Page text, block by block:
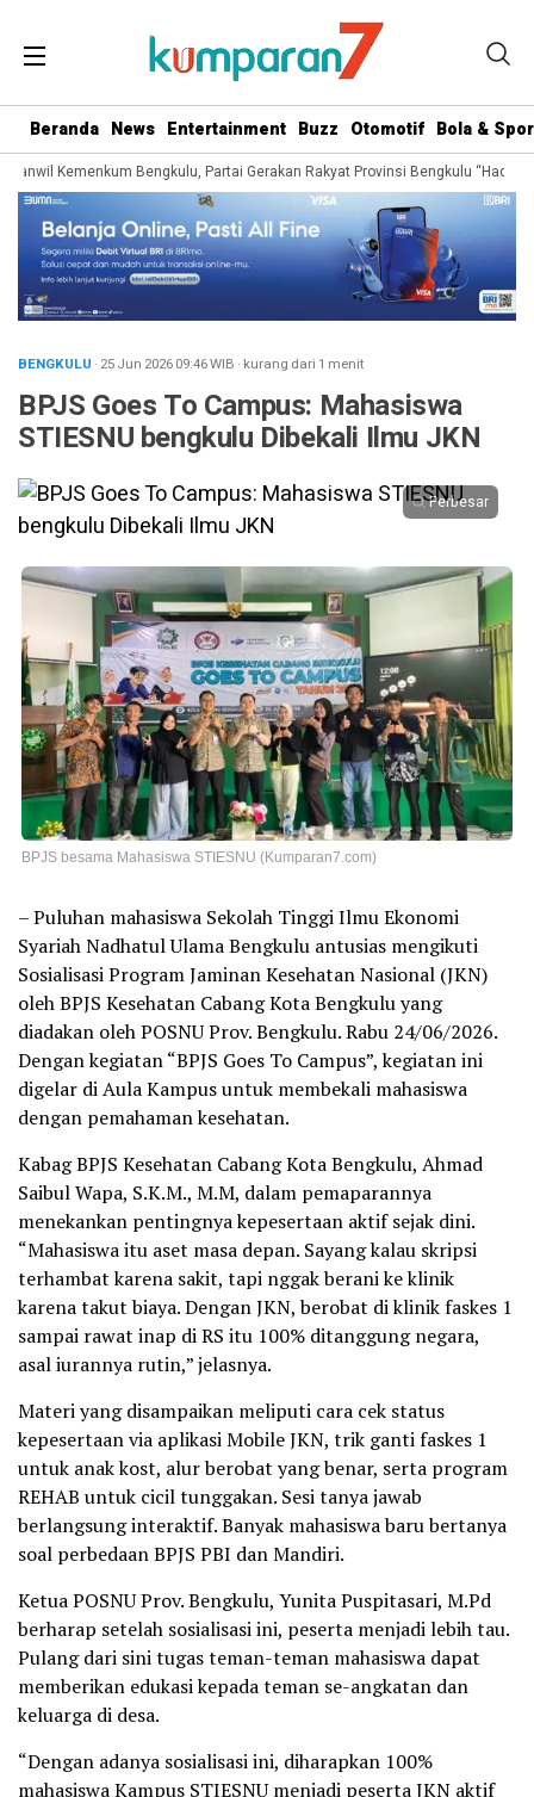
Beranda News Entertainment Buzz Otomotif Bola &
Kemenkum Bengkulu, Partai Gerakan Rakyat Provinsi Bengkulu “Hadir
BENGKULU · 25 Jun 202609:46WIB · kurang dari 1 menit
BPJS Goes To Campus: Mahasiswa
STIESNU bengkulu Dibekali Ilmu JKN
Perbesar
BPJS besama Mahasiswa STIESNU (Kumparan7.com)
– Puluhan mahasiswa Sekolah Tinggi Ilmu Ekonomi
Syariah Nadhatul Ulama Bengkulu antusias mengikuti
Sosialisasi Program Jaminan Kesehatan Nasional (JKN)
oleh BPJS Kesehatan Cabang Kota Bengkulu yang
diadakan oleh POSNU Prov. Bengkulu. Rabu 24/06/2026.
Dengan kegiatan “BPJS Goes To Campus”, kegiatan ini
digelar di Aula Kampus untuk membekali mahasiswa
dengan pemahaman kesehatan.
Kabag BPJS Kesehatan Cabang Kota Bengkulu, Ahmad
Saibul Wapa, S.K.M., M.M, dalam pemaparannya
menekankan pentingnya kepesertaan aktif sejak dini.
“Mahasiswa itu aset masa depan. Sayang kalau skripsi
terhambat karena sakit, tapi nggak berani ke klinik
karena takut biaya. Dengan JKN, berobat di klinik faskes 1
sampai rawat inap di RS itu 100% ditanggung negara,
asal iurannya rutin,” jelasnya.
Materi yang disampaikan meliputi cara cek status
kepesertaan via aplikasi Mobile JKN, trik ganti faskes 1
untuk anak kost, alur berobat yang benar, serta program
REHAB untuk cicil tunggakan. Sesi tanya jawab
berlangsung interaktif. Banyak mahasiswa baru bertanya
soal perbedaan BPJS PBI dan Mandiri.
Ketua POSNU Prov. Bengkulu, Yunita Puspitasari, M.Pd
berharap setelah sosialisasi ini, peserta menjadi lebih tau.
Pulang dari sini tugas teman-teman mahasiswa dapat
memberikan edukasi kepada teman se-angkatan dan
keluarga di desa.
“Dengan adanya sosialisasi ini, diharapkan 100%
mahasiswa Kampus STIESNU menjadi peserta JKN aktif